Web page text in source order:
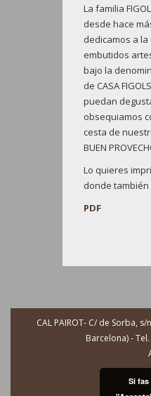
La familia
desde hace
dedicamos a
embutidos
bajo la
de CASA
puedan
obsequiamos
cesta de
BUEN
Lo quieres
donde
PDF
CAL PAIROT- C/ de Sorba,
Barcelona) -
Si